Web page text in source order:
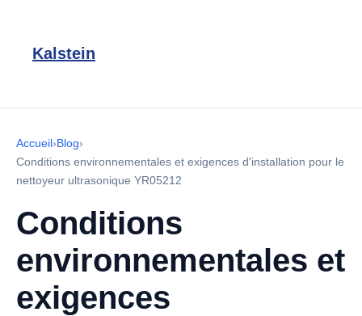
Kalstein
Accueil›Blog›
Conditions environnementales et exigences d'installation pour le
nettoyeur ultrasonique YR05212
Conditions
environnementales et
exigences